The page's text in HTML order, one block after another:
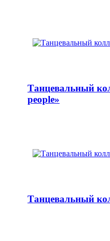
Танцевальный
people»
Танцевальный